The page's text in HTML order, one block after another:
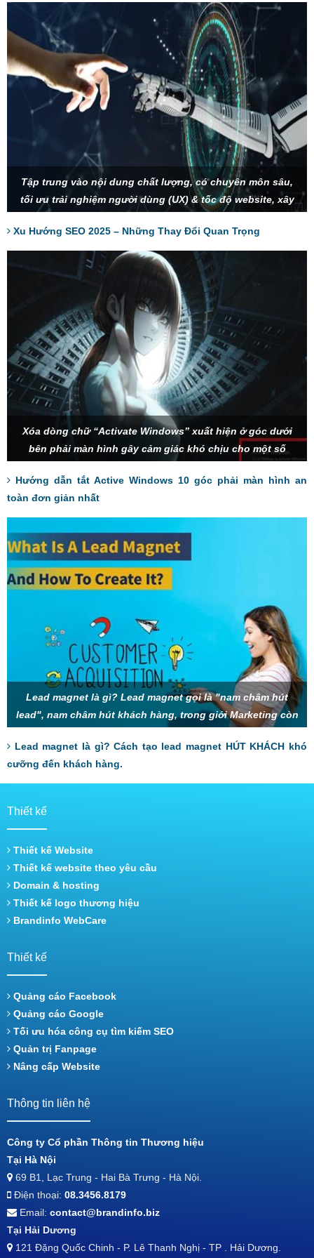
Tập trung vào nội dung chất lượng, có chuyên môn sâu,
tối ưu trải nghiệm người dùng (UX) & tốc độ website, xây
AI và tìm kiếm bằng giọng nói để tối ưu từ khóa.
Xu Hướng SEO 2025 – Những Thay Đổi Quan Trọng
Xóa dòng chữ “Activate Windows” xuất hiện ở góc dưới
bên phải màn hình gây cảm giác khó chịu cho một số
Hướng dẫn tắt Active Windows 10 góc phải màn hình an
toàn đơn giản nhất
Lead magnet là gì? Lead magnet gọi là "nam châm hút
lead", nam châm hút khách hàng, trong giới Marketing còn
Lead magnet là gì? Cách tạo lead magnet HÚT KHÁCH khó
cưỡng đến khách hàng.
Thiết kế
Thiết kế Website
Thiết kế website theo yêu cầu
Domain & hosting
Thiết kế logo thương hiệu
Brandinfo WebCare
Thiết kế
Quảng cáo Facebook
Quảng cáo Google
Tối ưu hóa công cụ tìm kiếm SEO
Quản trị Fanpage
Nâng cấp Website
Thông tin liên hệ
Công ty Cổ phần Thông tin Thương hiệu
Tại Hà Nội
69 B1, Lạc Trung - Hai Bà Trưng - Hà Nội.
Điện thoại: 08.3456.8179
Email: contact@brandinfo.biz
Tại Hải Dương
121 Đặng Quốc Chinh - P. Lê Thanh Nghị - TP . Hải Dương.